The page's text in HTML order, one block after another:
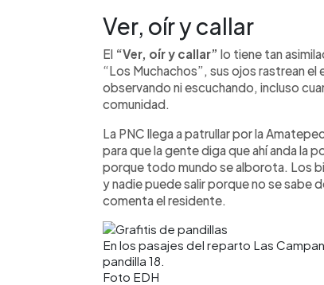
Ver, oír y callar
El “Ver, oír y callar” lo tiene tan
“Los Muchachos”, sus ojos rastrean
observando ni escuchando, incluso
comunidad.
La PNC llega a patrullar por la
para que la gente diga que ahí anda la
porque todo mundo se alborota. Los
y nadie puede salir porque no se sabe
comenta el residente.
En los pasajes del reparto Las
pandilla 18.
Foto EDH